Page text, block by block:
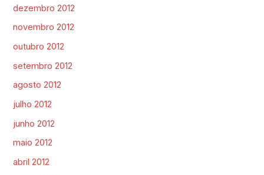
dezembro 2012
novembro 2012
outubro 2012
setembro 2012
agosto 2012
julho 2012
junho 2012
maio 2012
abril 2012